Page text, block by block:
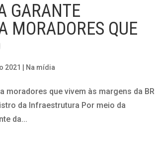
GARANTE
MORADORES QUE
2021 Na mídia
que vivem às margens da BR
da Infraestrutura Por meio da
da...